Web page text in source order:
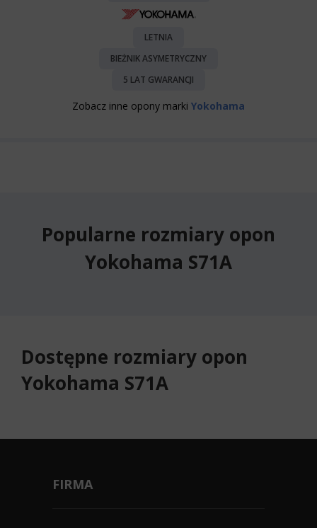
LETNIA
BIEŻNIK ASYMETRYCZNY
5 LAT GWARANCJI
Zobacz inne opony marki Yokohama
Popularne rozmiary opon
Yokohama S71A
Dostępne rozmiary opon
Yokohama S71A
FIRMA